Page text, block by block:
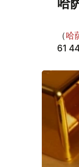
（哈
61